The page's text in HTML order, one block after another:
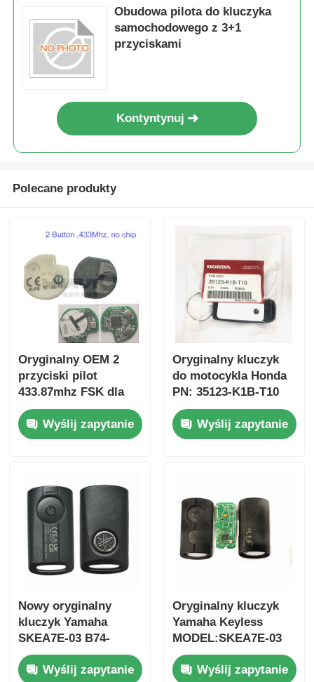
Produkty
Filmy
Obudowa pilota do kluczyka
samochodowego z 3+1
przyciskami
Kontyntynuj
Polecane produkty
Oryginalny OEM 2
przyciski pilot
433.87mhz FSK dla
Su-zuki Jim-ny 2005-
2017 Bez chipa 37182-
A7 Tylko sterowanie
Wyślij zapytanie
Oryginalny kluczyk
do motocykla Honda
PN: 35123-K1B-T10
trójprzyciskowy
FSK433.92MHz
ID47chip pilot do
Wyślij zapytanie
Nowy oryginalny
kluczyk Yamaha
SKEA7E-03 B74-
H6261-02 662F-
SKEA7D03
Wyślij zapytanie
Oryginalny kluczyk
Yamaha Keyless
MODEL:SKEA7E-03
Do Yamaha Smart
Remote Key B74-
Wyślij zapytanie